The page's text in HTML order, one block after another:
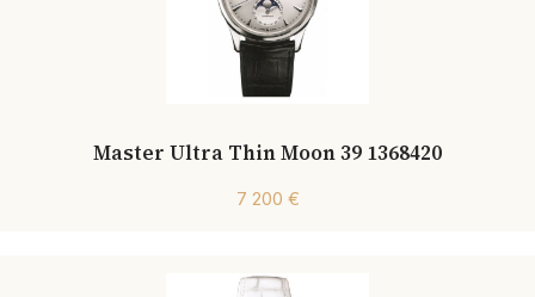
Master Ultra Thin Moon 39 1368420
7 200 €